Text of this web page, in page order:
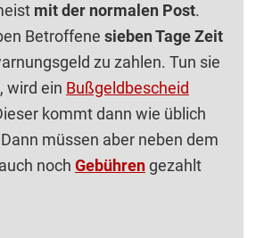
mit der normalen Post.
Betroffene sieben Tage Zeit
zu zahlen. Tun sie
wird ein Bußgeldbescheid
kommt dann wie üblich
müssen aber neben dem
noch Gebührengezahlt